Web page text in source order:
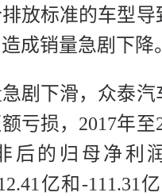
放标准的车型导
成销量急剧下降。
剧下滑，众泰汽
亏损，2017年至
后的归母净利
亿和-111.31